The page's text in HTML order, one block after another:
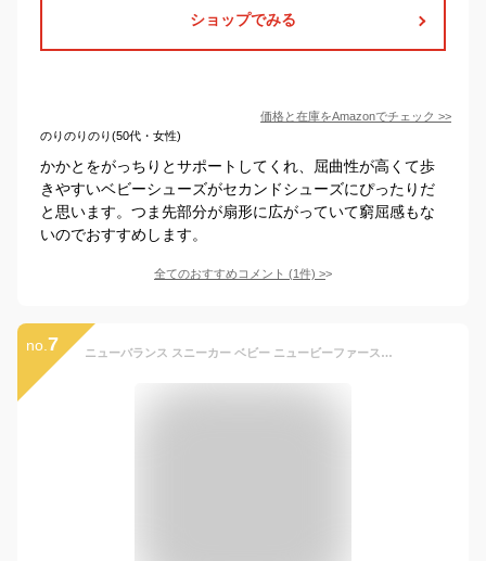
ショップでみる
価格と在庫をAmazonでチェック >>
のりのりのり(50代・女性)
かかとをがっちりとサポートしてくれ、屈曲性が高くて歩
きやすいベビーシューズがセカンドシューズにぴったりだ
と思います。つま先部分が扇形に広がっていて窮屈感もな
いのでおすすめします。
全てのおすすめコメント (1件) >
no. 7 ニューバランス スニーカー ベビー ニュービーファースト new balance NEW-B FIRST NW1ST ファーストシューズ 子供靴 出産祝い 贈り物 ホワイト パープル グレー ネイビー ピンク ブラック レッド NB